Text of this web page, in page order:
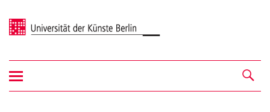
Universität der Künste Berlin
Navigation &
Navigation
ein-/ausblenden